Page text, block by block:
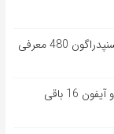
گوشی اقتصادی آنر پلی 6C با نمایشگر 90 هرتزی و اسنپدراگون 480 معرفی
کوالکام احتمالا تامین‌کننده مودم 5G سری آیفون 15 و آیفون 16 باقی